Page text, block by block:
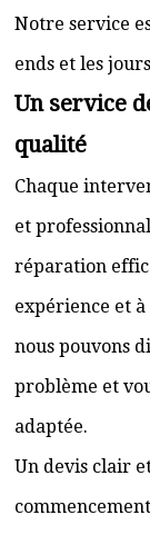
Notre service
ends et les
Un service
qualité
Chaque
et
réparation
expérience et
nous pouvons
problème et
adaptée.
Un devis clair